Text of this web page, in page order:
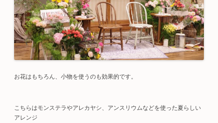
お花はもちろん、小物を使うのも効果的です。
こちらはモンステラやアレカヤシ、アンスリウムなどを使った夏らしい
アレンジ